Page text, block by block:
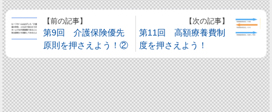
【前の記事】
第9回 介護保険優先
原則を押さえよう！②
【次の記事】
第11回 高額療養費制
度を押さえよう！